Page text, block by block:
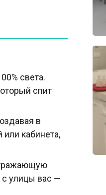
света.
спит
в
кабинета,
с улицы вас —